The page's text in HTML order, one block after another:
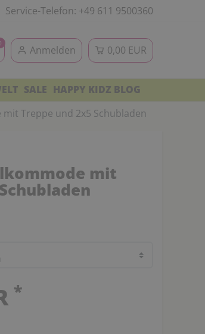
Service-Telefon: +49 611 9500360
Anmelden 0,00 EUR
SALE HAPPY KIDZ BLOG
Treppe und 2x5 Schubladen
mit
*